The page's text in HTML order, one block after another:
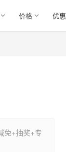
价格 优惠
免+抽奖+专